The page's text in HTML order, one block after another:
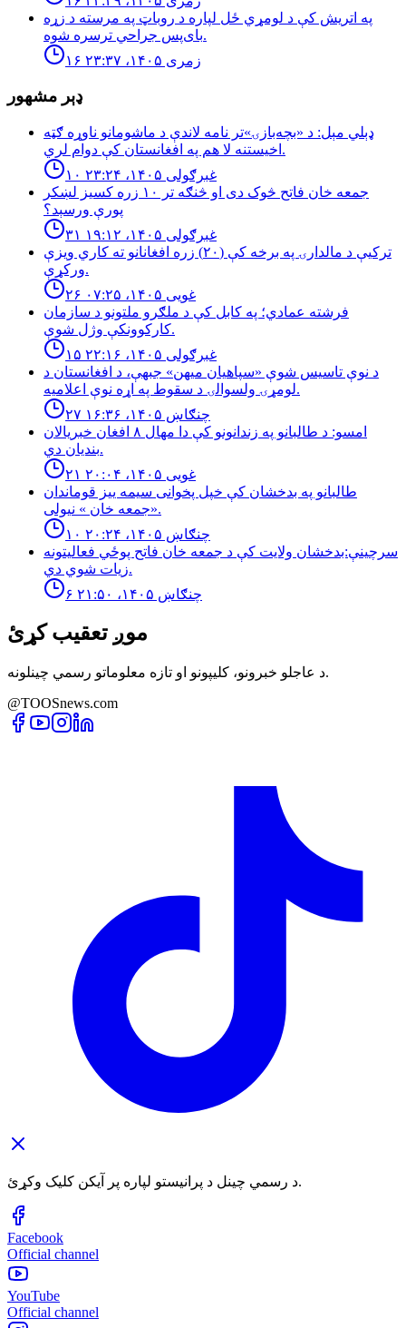
په اتریش کې د لومړي ځل لپاره د روباټ په مرسته د زړه
بای‌پس جراحي ترسره شوه.
۱۶ زمری ۱۴۰۵، ۲۳:۳۷
ډېر مشهور
ډېلي مېل: د «بچه‌بازۍ»تر نامه لاندې د ماشومانو ناوړه ګټه
اخیستنه لا هم په افغانستان کې دوام لري.
۱۰ غبرګولی ۱۴۰۵، ۲۳:۲۴
جمعه خان فاتح څوک دی او څنګه تر ۱۰ زره کسیز لښکر
پورې ورسېد؟
۳۱ غبرګولی ۱۴۰۵، ۱۹:۱۲
تركيې د مالدارۍ په برخه كې (٢٠) زره افغانانو ته كاري ويزې
وركړې.
۲۶ غویی ۱۴۰۵، ۰۷:۲۵
فرشته عمادي؛ په کابل کې د ملګرو ملتونو د سازمان
کارکوونکې وژل شوې.
۱۵ غبرګولی ۱۴۰۵، ۲۲:۱۶
د نوې تاسیس شوې «سپاهیان میهن» جبهې، د افغانستان د
لومړۍ ولسوالۍ د سقوط په اړه نوې اعلامیه.
۲۷ چنګاښ ۱۴۰۵، ۱۶:۳۶
امسو: د طالبانو په زندانونو كې دا مهال ٨ افغان خبريالان
بنديان دي.
۲۱ غویی ۱۴۰۵، ۲۰:۰۴
طالبانو په بدخشان كې خپل پخوانى سيمه ييز قوماندان
«جمعه خان » نيولى.
۱۰ چنګاښ ۱۴۰۵، ۲۰:۲۴
سرچینې:بدخشان ولایت کې د جمعه خان فاتح پوځي فعالیتونه
زیات شوي دي.
۶ چنګاښ ۱۴۰۵، ۲۱:۵۰
موږ تعقیب کړئ
د عاجلو خبرونو، کلیپونو او تازه معلوماتو رسمي چینلونه.
@TOOSnews.com
د رسمي چینل د پرانیستو لپاره پر آیکن کلیک وکړئ.
Facebook
Official channel
YouTube
Official channel